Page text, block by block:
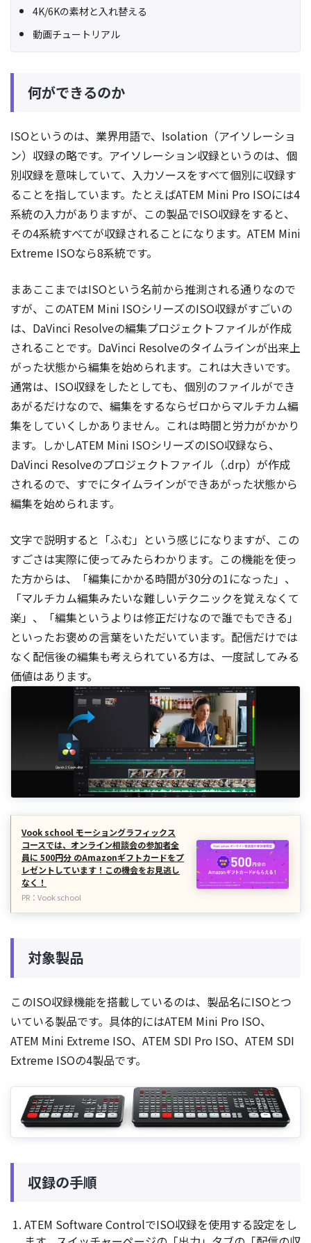
4K/6Kの素材と入れ替える
動画チュートリアル
何ができるのか
ISOというのは、業界用語で、Isolation（アイソレーショ
ン）収録の略です。アイソレーション収録というのは、個
別収録を意味していて、入力ソースをすべて個別に収録す
ることを指しています。たとえばATEM Mini Pro ISOには4
系統の入力がありますが、この製品でISO収録をすると、
その4系統すべてが収録されることになります。ATEM Mini
Extreme ISOなら8系統です。
まあここまではISOという名前から推測される通りなので
すが、このATEM Mini ISOシリーズのISO収録がすごいの
は、DaVinci Resolveの編集プロジェクトファイルが作成
されることです。DaVinci Resolveのタイムラインが出来上
がった状態から編集を始められます。これは大きいです。
通常は、ISO収録をしたとしても、個別のファイルができ
あがるだけなので、編集をするならゼロからマルチカム編
集をしていくしかありません。これは時間と労力がかかり
ます。しかしATEM Mini ISOシリーズのISO収録なら、
DaVinci Resolveのプロジェクトファイル（.drp）が作成
されるので、すでにタイムラインができあがった状態から
編集を始められます。
文字で説明すると「ふむ」という感じになりますが、この
すごさは実際に使ってみたらわかります。この機能を使っ
た方からは、「編集にかかる時間が30分の1になった」、
「マルチカム編集みたいな難しいテクニックを覚えなくて
楽」、「編集というよりは修正だけなので誰でもできる」
といったお褒めの言葉をいただいています。配信だけでは
なく配信後の編集も考えられている方は、一度試してみる
価値はあります。
Vook school モーショングラフィックス
コースでは、オンライン相談会の参加者全
員に 500円分 のAmazonギフトカードをプ
レゼントしています！この機会をお見逃し
なく！
PR：Vook school
対象製品
このISO収録機能を搭載しているのは、製品名にISOとつ
いている製品です。具体的にはATEM Mini Pro ISO、
ATEM Mini Extreme ISO、ATEM SDI Pro ISO、ATEM SDI
Extreme ISOの4製品です。
収録の手順
ATEM Software ControlでISO収録を使用する設定をし